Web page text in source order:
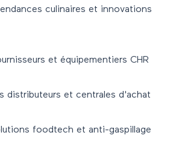
culinaires et innovations
et équipementiers CHR
distributeurs et centrales d'achat
foodtech et anti-gaspillage